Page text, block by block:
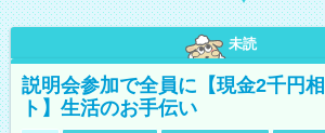
未読
説明会参加で全員に【現金2千円
ト】生活のお手伝い